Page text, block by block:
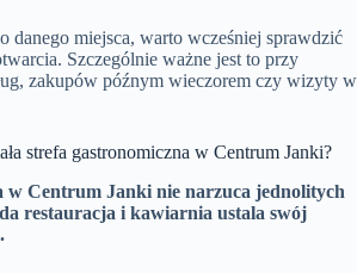
danego miejsca, warto wcześniej sprawdzić
Szczególnie ważne jest to przy
zakupów późnym wieczorem czy wizyty w
strefa gastronomiczna w Centrum Janki?
w Centrum Janki nie narzuca jednolitych
restauracja i kawiarnia ustala swój